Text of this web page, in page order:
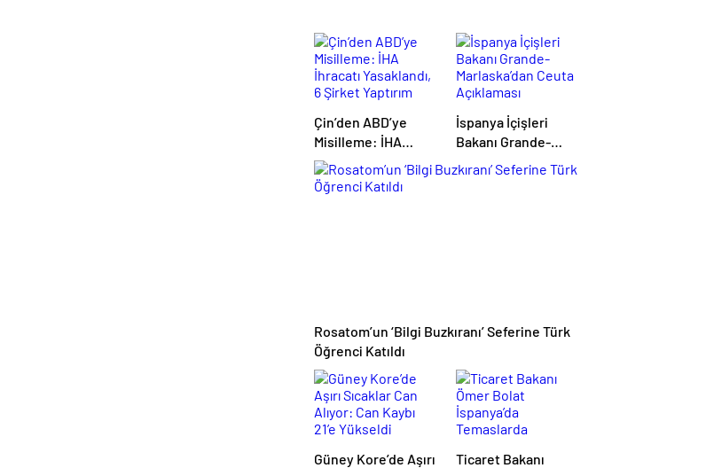
Çin’den ABD’ye
Misilleme: İHA
İhracatı Yasaklandı,
6 Şirket Yaptırım
Listesinde
İspanya İçişleri
Bakanı Grande-
Marlaska’dan Ceuta
Açıklaması
Rosatom’un ‘Bilgi Buzkıranı’ Seferine Türk
Öğrenci Katıldı
Güney Kore’de Aşırı
Ticaret Bakanı